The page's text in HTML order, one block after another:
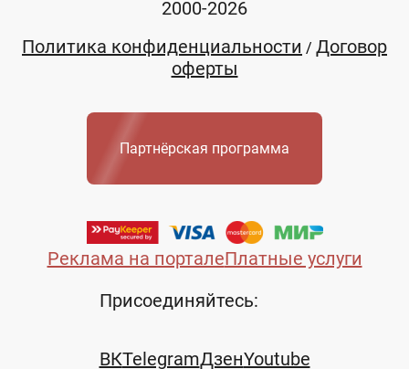
Реклама на порталеПлатные услуги
2000-2026
Политика конфиденциальности / Договор
оферты
Партнёрская программа
Присоединяйтесь:
ВКTelegramДзенYoutube